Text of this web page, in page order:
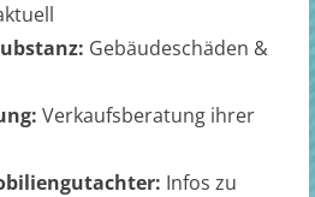
Gebäudeschäden &
Verkaufsberatung ihrer
Infos zu